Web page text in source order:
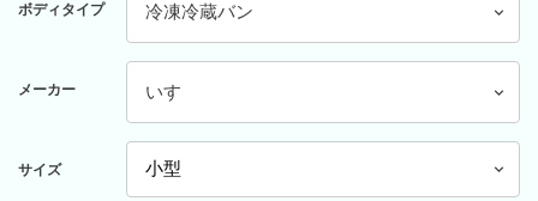
ボディタイプ 冷凍冷蔵バン
メーカー いすゞ
サイズ